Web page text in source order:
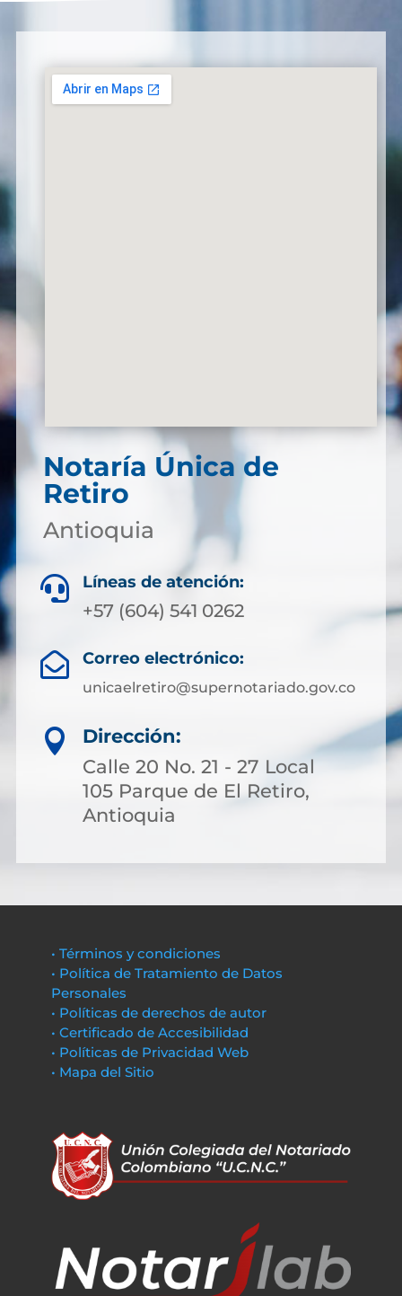
Notaría Única de
Retiro
Antioquia
 Líneas de atención:
+57 (604) 541 0262
 Correo electrónico:
unicaelretiro@supernotariado.gov.co

Dirección:
Calle 20 No. 21 - 27 Local
105 Parque de El Retiro,
Antioquia
• Términos y condiciones
• Política de Tratamiento de Datos
Personales
• Políticas de derechos de autor
• Certificado de Accesibilidad
• Políticas de Privacidad Web
• Mapa del Sitio